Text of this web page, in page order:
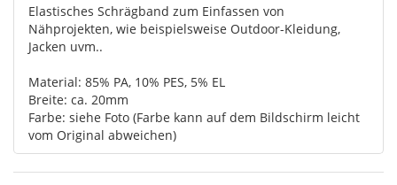
Elastisches Schrägband zum Einfassen von
Nähprojekten, wie beispielsweise Outdoor-Kleidung,
Jacken uvm..
Material: 85% PA, 10% PES, 5% EL
Breite: ca. 20mm
Farbe: siehe Foto (Farbe kann auf dem Bildschirm leicht
vom Original abweichen)